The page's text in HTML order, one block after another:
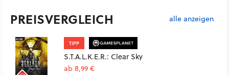
PREISVERGLEICH alle anzeigen
TIPP
S.T.A.L.K.E.R.: Clear Sky
ab 8,99 €